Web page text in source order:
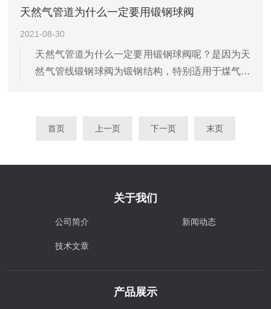
4.0，10.0，25.0MPa，公称通径DN10~50mm的内
阀、节流阀、升降式止回阀。
天然气管道为什么一定要用锻钢球阀
2021-08-30
天然气管道为什么一定要用锻钢球阀呢？是因为天
然气管线锻钢球阀为锻钢结构，特别适用于煤气、
度-28~300的石油、化工、火力电站等各种工况的
首页 上一页 下一页 末页
关于我们
公司简介 新闻动态
技术文章
产品展示